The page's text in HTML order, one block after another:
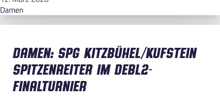
Damen
Damen: SPG Kitzbühel/Kufstein
Spitzenreiter im DEBL2-
Finalturnier